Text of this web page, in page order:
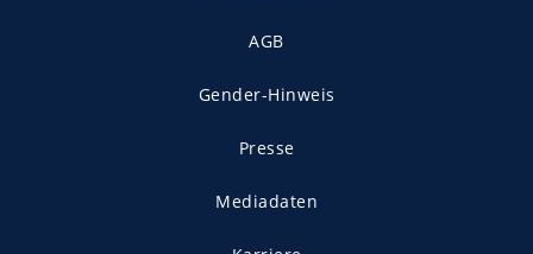
AGB
Gender-Hinweis
Presse
Mediadaten